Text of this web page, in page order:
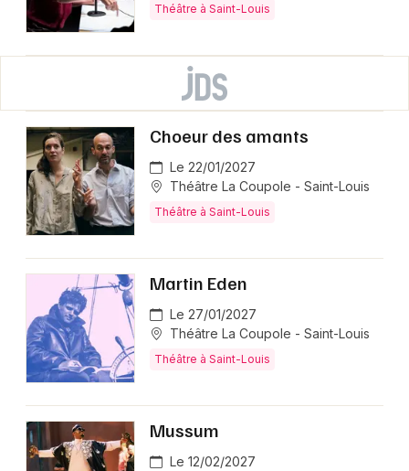
Théâtre à Saint-Louis
Choeur des amants
Le 22/01/2027
Théâtre La Coupole - Saint-Louis
Théâtre à Saint-Louis
Martin Eden
Le 27/01/2027
Théâtre La Coupole - Saint-Louis
Théâtre à Saint-Louis
Mussum
Le 12/02/2027